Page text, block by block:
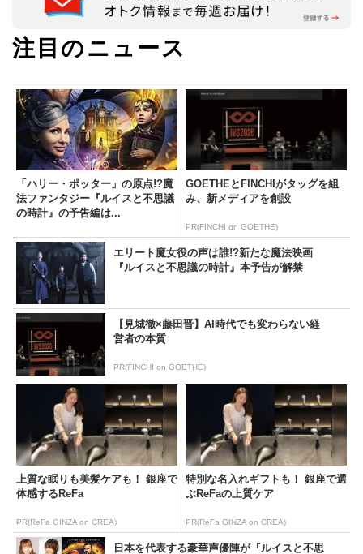
注目のニュース
「ハリー・ポッター」の原点!?魔
法ファンタジー『ルイスと不思議
の時計』の予告編は...
GOETHEとFINCHIがタッグを組
み、新メディアを創設
PR(FINCHI on GOETHE)
エリート魔女役の声は誰!?新たな魔法映画
『ルイスと不思議の時計』本予告が解禁
【見城徹×藤田晋】AI時代でも変わらない経
営者の本質
PR(FINCHI on GOETHE)
上質な眠りも美髪ケアも！ 銀座で
体感するReFa
PR(ReFa GINZA on CREA)
特別な名入れギフトも！ 銀座で選
ぶReFaの上質ケア
PR(ReFa GINZA on CREA)
日本を代表する豪華声優陣が『ルイスと不思